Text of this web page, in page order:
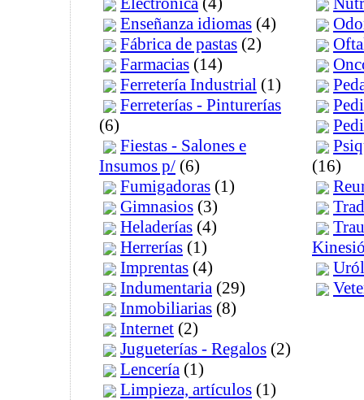
Enseñanza idiomas (4)
Fábrica de pastas (2)
Farmacias (14)
Ferretería Industrial (1)
Ferreterías - Pinturerías
(6)
Fiestas - Salones e
Insumos p/ (6)
Fumigadoras (1)
Gimnasios (3)
Heladerías (4)
Herrerías (1)
Imprentas (4)
Indumentaria (29)
Inmobiliarias (8)
Internet (2)
Jugueterías - Regalos (2)
Lencería (1)
Limpieza, artículos (1)
(16)